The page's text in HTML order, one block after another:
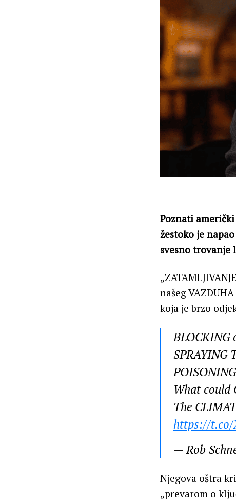
Poznati
žestoko je
svesno trovanje
našeg
koja je brzo
BLOCKING
SPRAYING
What could
The
https://t.co/
— Rob
Njegova oštra
„prevarom o